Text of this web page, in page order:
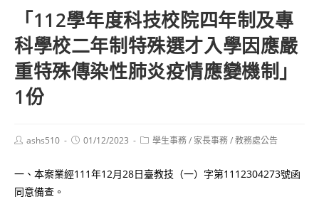
「112學年度科技校院四年制及專
科學校二年制特殊選才入學因應嚴
重特殊傳染性肺炎疫情應變機制」
1份
Postashs510
Post01/12/2023
Post學生事務/ 家長事務/教務處公告
一、本案業經111年12月28日臺教技（一）字第1112304273號函
同意備查。